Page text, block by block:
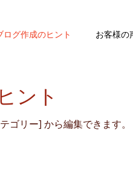
ログ作成のヒント お客様の
ント
ゴリー] から編集できます。